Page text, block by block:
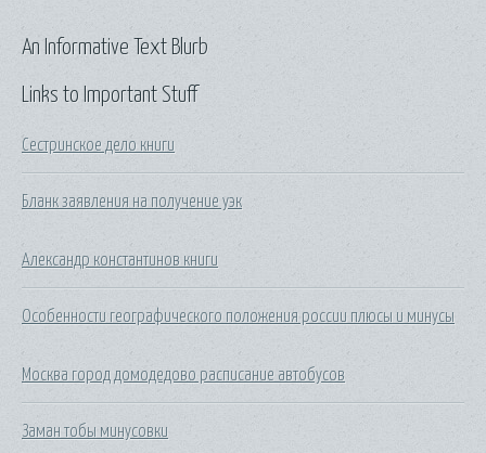
Links to Important Stuff
Сестринское дело книги
Бланк заявления на получение уэк
Александр константинов книги
Особенности географического положения россии плюсы и минусы
Москва город домодедово расписание автобусов
Заман тобы минусовки
An Informative Text Blurb